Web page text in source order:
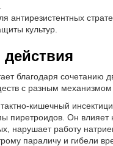
антирезистентных
культур.
благодаря сочетанию
с разным механизмом
кишечный
пиретроидов. Он влияет
нарушает работу
параличу и гибели